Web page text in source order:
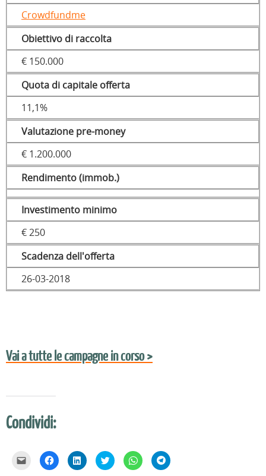
Crowdfundme
Obiettivo di raccolta
€ 150.000
Quota di capitale offerta
11,1%
Valutazione pre-money
€ 1.200.000
Rendimento (immob.)
Investimento minimo
€ 250
Scadenza dell'offerta
26-03-2018
Vai a tutte le campagne in corso >
Condividi:
F
a
F
a
F
a
F
a
F
a